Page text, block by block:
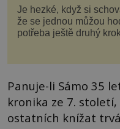
Je hezké, když si
že se jednou můžou
potřeba ještě druhý
Panuje-li Sámo 35
kronika ze 7.
ostatních knížat